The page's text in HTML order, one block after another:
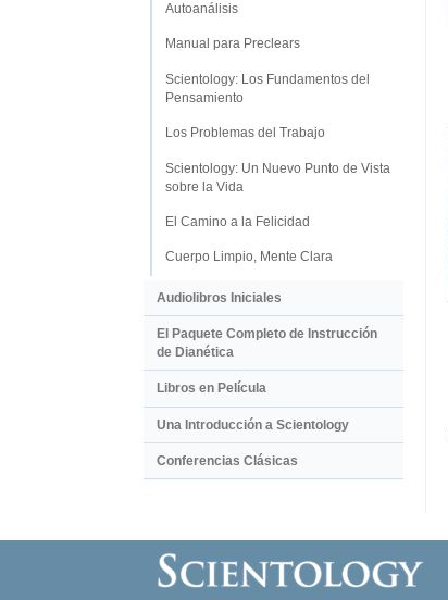
Autoanálisis
Manual para Preclears
Scientology: Los Fundamentos del
Pensamiento
Los Problemas del Trabajo
Scientology: Un Nuevo Punto de Vista
sobre la Vida
El Camino a la Felicidad
Cuerpo Limpio, Mente Clara
Audiolibros Iniciales
El Paquete Completo de Instrucción
de Dianética
Libros en Película
Una Introducción a Scientology
Conferencias Clásicas